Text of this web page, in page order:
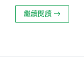
繼續閱讀 →